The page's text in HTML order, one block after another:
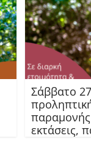
Σάββατο
παραμονής
εκτάσεις,